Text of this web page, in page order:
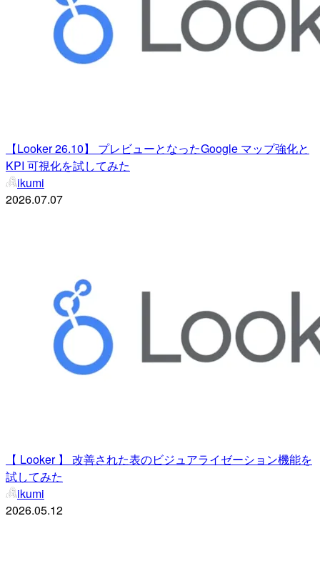
【Looker 26.10】 プレビューとなったGoogle マップ強化と
KPI 可視化を試してみた
ikumi
2026.07.07
【 Looker 】 改善された表のビジュアライゼーション機能を
試してみた
ikumi
2026.05.12